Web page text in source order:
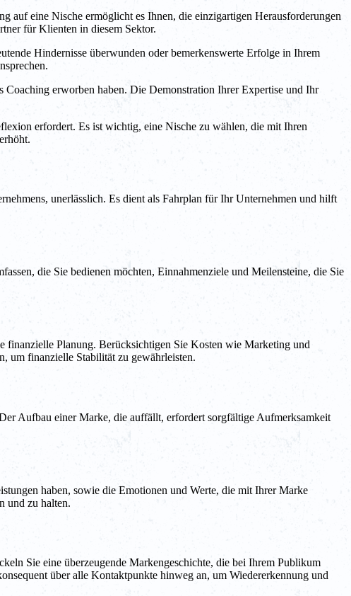
auf eine Nische ermöglicht es Ihnen, die einzigartigen Herausforderungen
für Klienten in diesem Sektor.
Hindernisse überwunden oder bemerkenswerte Erfolge in Ihrem
erworben haben. Die Demonstration Ihrer Expertise und Ihr
erfordert. Es ist wichtig, eine Nische zu wählen, die mit Ihren
unerlässlich. Es dient als Fahrplan für Ihr Unternehmen und hilft
die Sie bedienen möchten, Einnahmenziele und Meilensteine, die Sie
finanzielle Planung. Berücksichtigen Sie Kosten wie Marketing und
um finanzielle Stabilität zu gewährleisten.
Aufbau einer Marke, die auffällt, erfordert sorgfältige Aufmerksamkeit
haben, sowie die Emotionen und Werte, die mit Ihrer Marke
und zu halten.
Sie eine überzeugende Markengeschichte, die bei Ihrem Publikum
über alle Kontaktpunkte hinweg an, um Wiedererkennung und